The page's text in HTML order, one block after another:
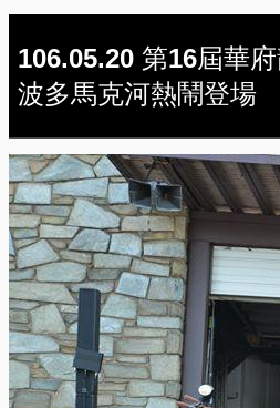
106.05.20 第16屆華
波多馬克河熱鬧登場